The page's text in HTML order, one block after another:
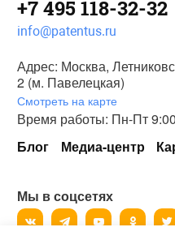
+7 495 118-32-32
info@patentus.ru
Адрес: Москва,
2 (м. Павелецкая)
Смотреть на карте
Время работы: Пн-Пт
Блог
Медиа-центр
Мы в соцсетях